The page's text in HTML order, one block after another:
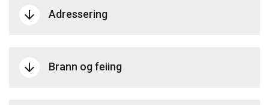
arrow_downward Adressering
arrow_downward Brann og feiing